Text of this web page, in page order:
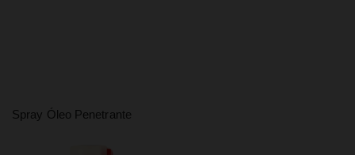
Spray Óleo Penetrante